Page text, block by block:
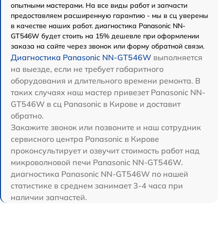
опытными мастерами. На все виды работ и запчасти
предоставляем расширенную гарантию - мы в сц уверены
в качестве наших работ. диагностика Panasonic NN-
GT546W будет стоить на 15% дешевле при оформлении
заказа на сайте через звонок или форму обратной связи.
Диагностика Panasonic NN-GT546W выполняется
на выезде, если не требует габаритного
оборудования и длительного времени ремонта. В
таких случаях наш мастер привезет Panasonic NN-
GT546W в сц Panasonic в Кирове и доставит
обратно.
Закажите звонок или позвоните и наш сотрудник
сервисного центра Panasonic в Кирове
проконсультирует и озвучит стоимость работ над
микроволновой печи Panasonic NN-GT546W.
диагностика Panasonic NN-GT546W по нашей
статистике в среднем занимает 3-4 часа при
наличии запчастей.